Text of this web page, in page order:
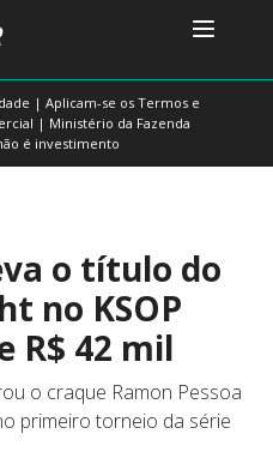
| Aplicam-se os Termos e
| Ministério da Fazenda
é investimento
o título do
no KSOP
R$ 42 mil
o craque Ramon Pessoa
primeiro torneio da série